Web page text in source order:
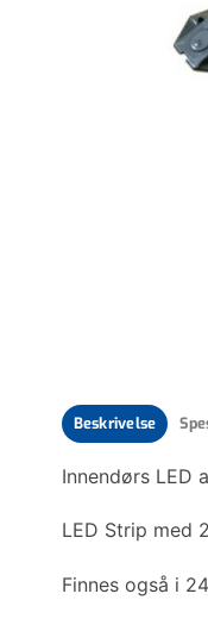
Beskrivelse
Innendørs LED
LED Strip med
Finnes også i